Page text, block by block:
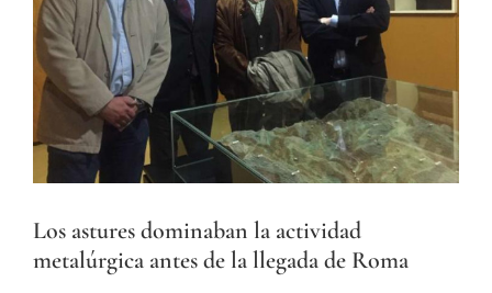
Los astures dominaban la actividad
metalúrgica antes de la llegada de Roma